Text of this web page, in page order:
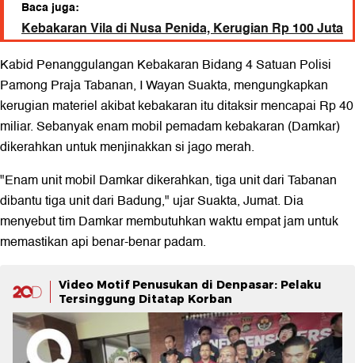
Baca juga:
Kebakaran Vila di Nusa Penida, Kerugian Rp 100 Juta
Kabid Penanggulangan Kebakaran Bidang 4 Satuan Polisi
Pamong Praja Tabanan, I Wayan Suakta, mengungkapkan
kerugian materiel akibat kebakaran itu ditaksir mencapai Rp 40
miliar. Sebanyak enam mobil pemadam kebakaran (Damkar)
dikerahkan untuk menjinakkan si jago merah.
"Enam unit mobil Damkar dikerahkan, tiga unit dari Tabanan
dibantu tiga unit dari Badung," ujar Suakta, Jumat. Dia
menyebut tim Damkar membutuhkan waktu empat jam untuk
memastikan api benar-benar padam.
Video Motif Penusukan di Denpasar: Pelaku
Tersinggung Ditatap Korban